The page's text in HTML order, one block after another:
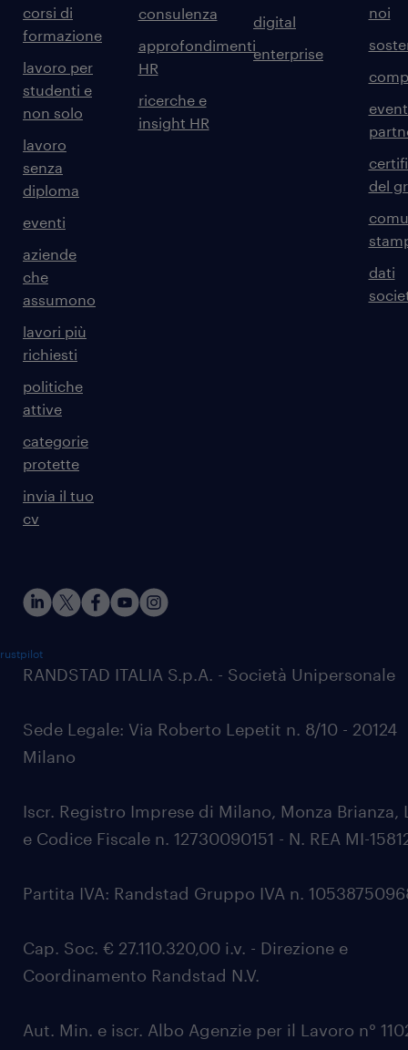
corsi di
formazione
lavoro per
studenti e
non solo
lavoro
senza
diploma
eventi
aziende
che
assumono
lavori più
richiesti
politiche
attive
categorie
protette
invia il tuo
cv
consulenza
approfondimenti
HR
ricerche e
insight HR
digital
enterprise
noi
del
dati
RANDSTAD ITALIA S.p.A. - Società Unipersonale
Sede Legale: Via Roberto Lepetit n. 8/10 - 20124
Milano
Iscr. Registro Imprese di Milano, Monza Brianza,
e Codice Fiscale n. 12730090151 - N. REA MI-
Partita IVA: Randstad Gruppo IVA n.
Cap. Soc. € 27.110.320,00 i.v. - Direzione e
Coordinamento Randstad N.V.
Aut. Min. e iscr. Albo Agenzie per il Lavoro n°